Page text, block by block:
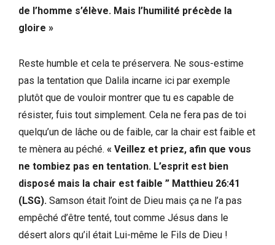
de l’homme s’élève. Mais l’humilité précède la
gloire »
Reste humble et cela te préservera. Ne sous-estime
pas la tentation que Dalila incarne ici par exemple
plutôt que de vouloir montrer que tu es capable de
résister, fuis tout simplement. Cela ne fera pas de toi
quelqu’un de lâche ou de faible, car la chair est faible et
te mènera au péché. « Veillez et priez, afin que vous
ne tombiez pas en tentation. L’esprit est bien
disposé mais la chair est faible ” Matthieu 26:41
(LSG). Samson était l’oint de Dieu mais ça ne l’a pas
empêché d’être tenté, tout comme Jésus dans le
désert alors qu’il était Lui-même le Fils de Dieu !